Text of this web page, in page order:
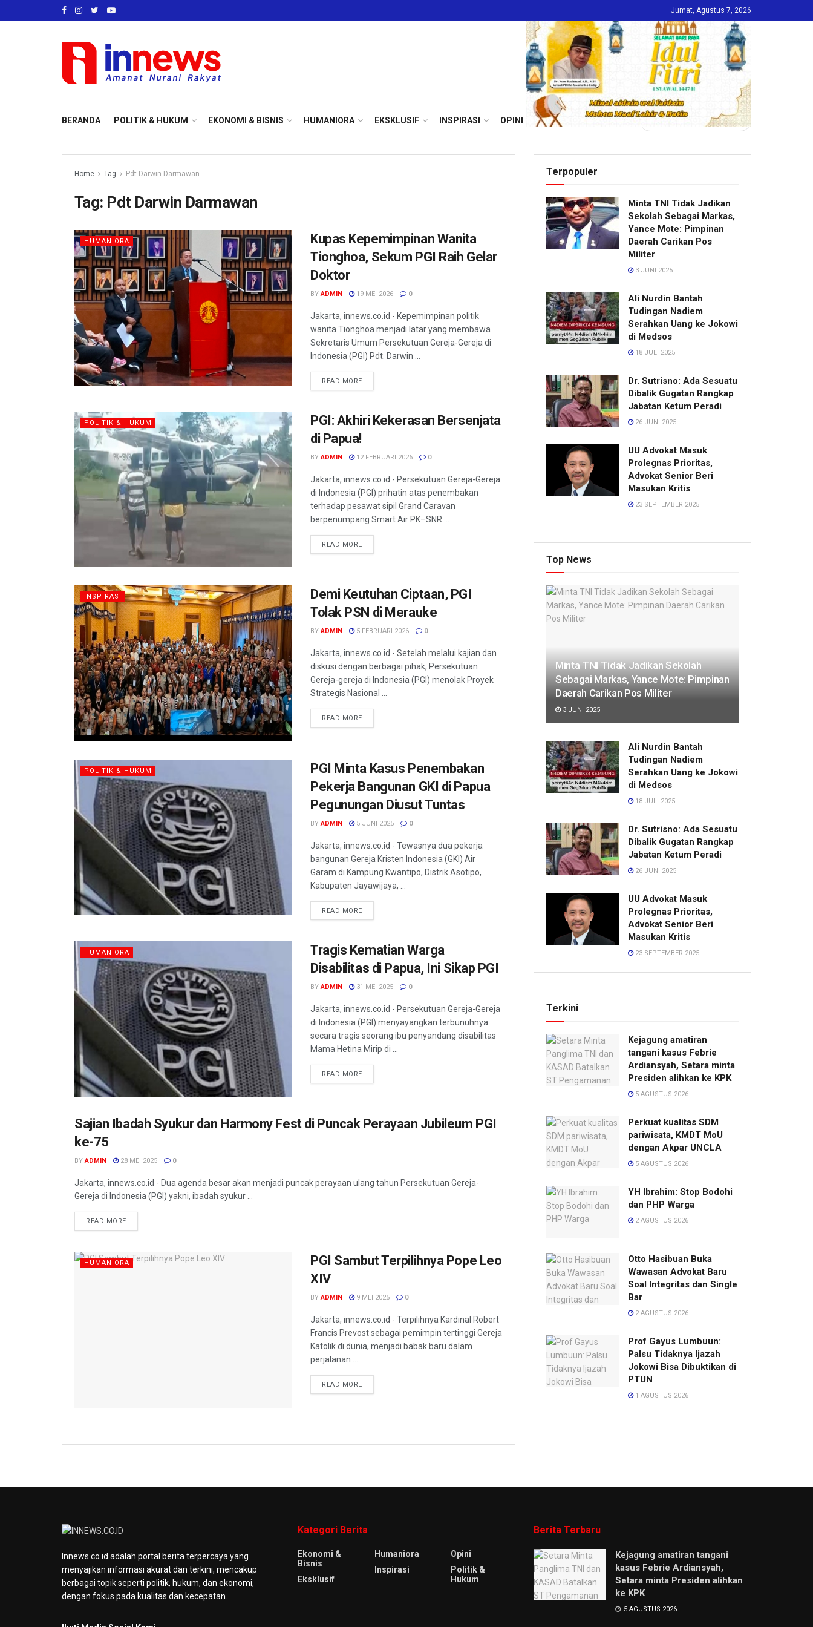
Jumat, Agustus 7, 2026
BERANDA POLITIK & HUKUM EKONOMI & BISNIS HUMANIORA EKSKLUSIF INSPIRASI OPINI INDEKS
Home Tag Pdt Darwin Darmawan
Tag: Pdt Darwin Darmawan
HUMANIORA
Kupas Kepemimpinan Wanita
Tionghoa, Sekum PGI Raih Gelar
Doktor
BY ADMIN 19 MEI 2026 0
Jakarta, innews.co.id - Kepemimpinan politik
wanita Tionghoa menjadi latar yang membawa
Sekretaris Umum Persekutuan Gereja-Gereja di
Indonesia (PGI) Pdt. Darwin ...
READ MORE
POLITIK & HUKUM
PGI: Akhiri Kekerasan Bersenjata
di Papua!
BY ADMIN 12 FEBRUARI 2026 0
Jakarta, innews.co.id - Persekutuan Gereja-Gereja
di Indonesia (PGI) prihatin atas penembakan
terhadap pesawat sipil Grand Caravan
berpenumpang Smart Air PK–SNR ...
READ MORE
INSPIRASI
Demi Keutuhan Ciptaan, PGI
Tolak PSN di Merauke
BY ADMIN 5 FEBRUARI 2026 0
Jakarta, innews.co.id - Setelah melalui kajian dan
diskusi dengan berbagai pihak, Persekutuan
Gereja-gereja di Indonesia (PGI) menolak Proyek
Strategis Nasional ...
READ MORE
POLITIK & HUKUM
PGI Minta Kasus Penembakan
Pekerja Bangunan GKI di Papua
Pegunungan Diusut Tuntas
BY ADMIN 5 JUNI 2025 0
Jakarta, innews.co.id - Tewasnya dua pekerja
bangunan Gereja Kristen Indonesia (GKI) Air
Garam di Kampung Kwantipo, Distrik Asotipo,
Kabupaten Jayawijaya, ...
READ MORE
HUMANIORA
Tragis Kematian Warga
Disabilitas di Papua, Ini Sikap PGI
BY ADMIN 31 MEI 2025 0
Jakarta, innews.co.id - Persekutuan Gereja-Gereja
di Indonesia (PGI) menyayangkan terbunuhnya
secara tragis seorang ibu penyandang disabilitas
Mama Hetina Mirip di ...
READ MORE
HUMANIORA
Sajian Ibadah Syukur dan Harmony Fest di Puncak Perayaan Jubileum PGI
ke-75
BY ADMIN 28 MEI 2025 0
Jakarta, innews.co.id - Dua agenda besar akan menjadi puncak perayaan ulang tahun Persekutuan Gereja-
Gereja di Indonesia (PGI) yakni, ibadah syukur ...
READ MORE
HUMANIORA
PGI Sambut Terpilihnya Pope Leo
XIV
BY ADMIN 9 MEI 2025 0
Jakarta, innews.co.id - Terpilihnya Kardinal Robert
Francis Prevost sebagai pemimpin tertinggi Gereja
Katolik di dunia, menjadi babak baru dalam
perjalanan ...
READ MORE
Terpopuler
Minta TNI Tidak Jadikan
Sekolah Sebagai Markas,
Yance Mote: Pimpinan
Daerah Carikan Pos
Militer
3 JUNI 2025
Ali Nurdin Bantah
Tudingan Nadiem
Serahkan Uang ke Jokowi
di Medsos
18 JULI 2025
Dr. Sutrisno: Ada Sesuatu
Dibalik Gugatan Rangkap
Jabatan Ketum Peradi
26 JUNI 2025
UU Advokat Masuk
Prolegnas Prioritas,
Advokat Senior Beri
Masukan Kritis
23 SEPTEMBER 2025
Top News
Minta TNI Tidak Jadikan Sekolah
Sebagai Markas, Yance Mote: Pimpinan
Daerah Carikan Pos Militer
3 JUNI 2025
Ali Nurdin Bantah
Tudingan Nadiem
Serahkan Uang ke Jokowi
di Medsos
18 JULI 2025
Dr. Sutrisno: Ada Sesuatu
Dibalik Gugatan Rangkap
Jabatan Ketum Peradi
26 JUNI 2025
UU Advokat Masuk
Prolegnas Prioritas,
Advokat Senior Beri
Masukan Kritis
23 SEPTEMBER 2025
Terkini
Kejagung amatiran
tangani kasus Febrie
Ardiansyah, Setara minta
Presiden alihkan ke KPK
5 AGUSTUS 2026
Perkuat kualitas SDM
pariwisata, KMDT MoU
dengan Akpar UNCLA
5 AGUSTUS 2026
YH Ibrahim: Stop Bodohi
dan PHP Warga
2 AGUSTUS 2026
Otto Hasibuan Buka
Wawasan Advokat Baru
Soal Integritas dan Single
Bar
2 AGUSTUS 2026
Prof Gayus Lumbuun:
Palsu Tidaknya Ijazah
Jokowi Bisa Dibuktikan di
PTUN
1 AGUSTUS 2026
Innews.co.id adalah portal berita terpercaya yang
menyajikan informasi akurat dan terkini, mencakup
berbagai topik seperti politik, hukum, dan ekonomi,
dengan fokus pada kualitas dan kecepatan.
Kategori Berita
Ekonomi &
Bisnis
Eksklusif
Humaniora
Inspirasi
Opini
Politik &
Hukum
Berita Terbaru
Kejagung amatiran tangani
kasus Febrie Ardiansyah,
Setara minta Presiden alihkan
ke KPK
5 AGUSTUS 2026